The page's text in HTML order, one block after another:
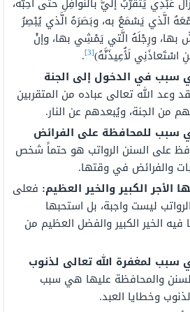
الَّذي يَسْمَعُ به، وبَصَرَهُ الَّذي يُبْصِرُ
بها، ورِجْلَهُ الَّتي يَمْشِي بها، وإنْ
اسْتَعاذَنِي لَأُعِيذَنَّهُ)[3]
.
سبب في الدخول إلى الجنة
وعد الله تعالى عباده من المتقربين
من الجنة، ويُبعدهم عن النار.
سبب للمحافظة على الفرائض
على السنن الرواتب هو حتماً شخص
والفرائض في وقتها.
الأجر الكبير والخير العظيم: فعلى
ليست واجبة، بل استحبها
فيه الخير الكبير والفضل العظيم من
سبب لمغفرة الله تعالى لذنوب
والمحافظة عليها هي سبب
وخطايا العبد.